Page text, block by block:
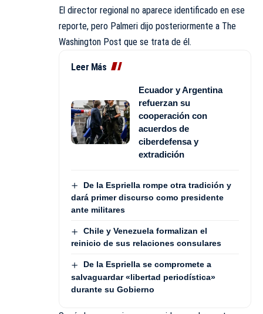
El director regional no aparece identificado en ese
reporte, pero Palmeri dijo posteriormente a The
Washington Post que se trata de él.
Leer Más
Ecuador y Argentina
refuerzan su
cooperación con
acuerdos de
ciberdefensa y
extradición
De la Espriella rompe otra tradición y
dará primer discurso como presidente
ante militares
Chile y Venezuela formalizan el
reinicio de sus relaciones consulares
De la Espriella se compromete a
salvaguardar «libertad periodística»
durante su Gobierno